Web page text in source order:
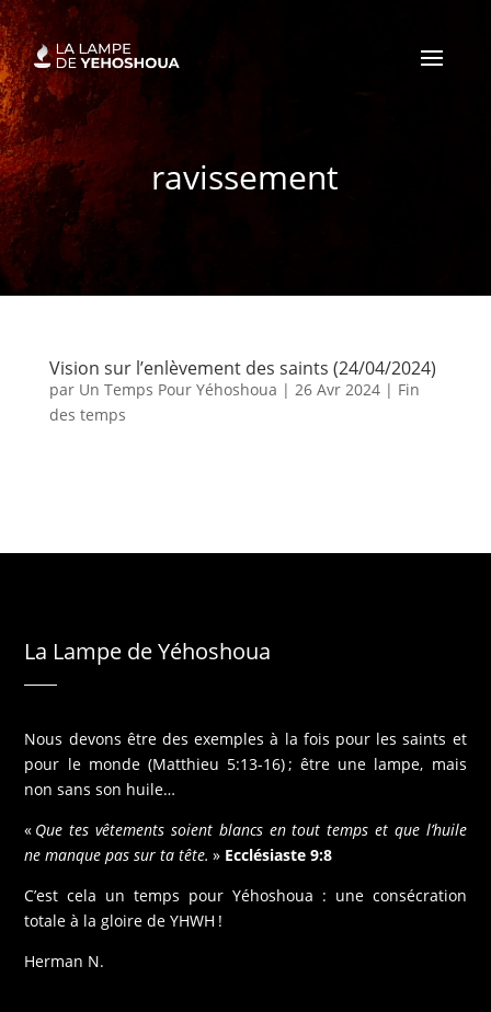
ravissement
Vision sur l’enlèvement des saints (24/04/2024)
par Un Temps Pour Yéhoshoua | 26 Avr 2024| Fin
des temps
La Lampe de Yéhoshoua
Nous devons être des exemples à la fois pour les saints et
pour le monde (Matthieu 5:13-16) ; être une lampe, mais
non sans son huile…
« Que tes vêtements soient blancs en tout temps et que l’huile
ne manque pas sur ta tête. » Ecclésiaste 9:8
C’est cela un temps pour Yéhoshoua : une consécration
totale à la gloire de YHWH !
Herman N.